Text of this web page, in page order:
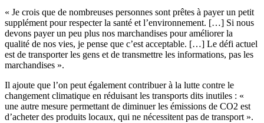
« Je crois que de nombreuses personnes sont prêtes à payer un petit
supplément pour respecter la santé et l’environnement. […] Si nous
devons payer un peu plus nos marchandises pour améliorer la
qualité de nos vies, je pense que c’est acceptable. […] Le défi actuel
est de transporter les gens et de transmettre les informations, pas les
marchandises ».
Il ajoute que l’on peut également contribuer à la lutte contre le
changement climatique en réduisant les transports dits inutiles : «
une autre mesure permettant de diminuer les émissions de CO2 est
d’acheter des produits locaux, qui ne nécessitent pas de transport ».